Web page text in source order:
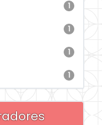
1
1
1
1